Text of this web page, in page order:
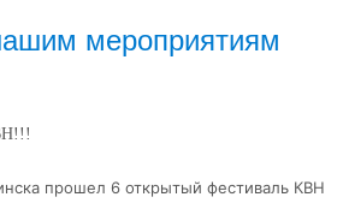
мероприятиям
прошел 6 открытый фестиваль КВН